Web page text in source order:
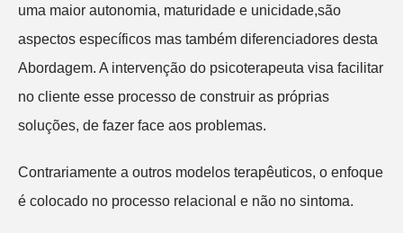
uma maior autonomia, maturidade e unicidade,são
aspectos específicos mas também diferenciadores desta
Abordagem. A intervenção do psicoterapeuta visa facilitar
no cliente esse processo de construir as próprias
soluções, de fazer face aos problemas.
Contrariamente a outros modelos terapêuticos, o enfoque
é colocado no processo relacional e não no sintoma.